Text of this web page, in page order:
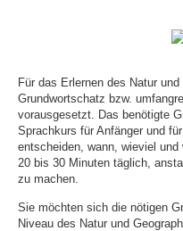
Für das Erlernen des Natur
Grundwortschatz bzw.
vorausgesetzt. Das benötigte
Sprachkurs für Anfänger und
entscheiden, wann, wieviel
20 bis 30 Minuten täglich,
zu machen.
Sie möchten sich die nötigen
Niveau des Natur und